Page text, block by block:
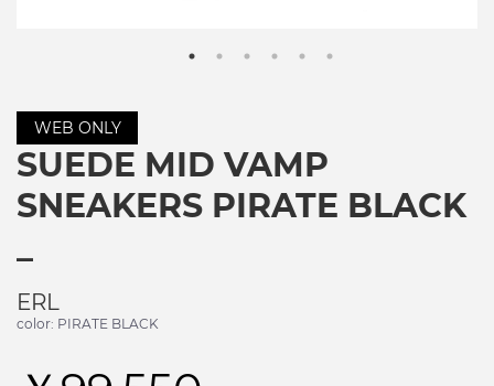
WEB ONLY
SUEDE MID VAMP
SNEAKERS PIRATE BLACK
ERL
color: PIRATE BLACK